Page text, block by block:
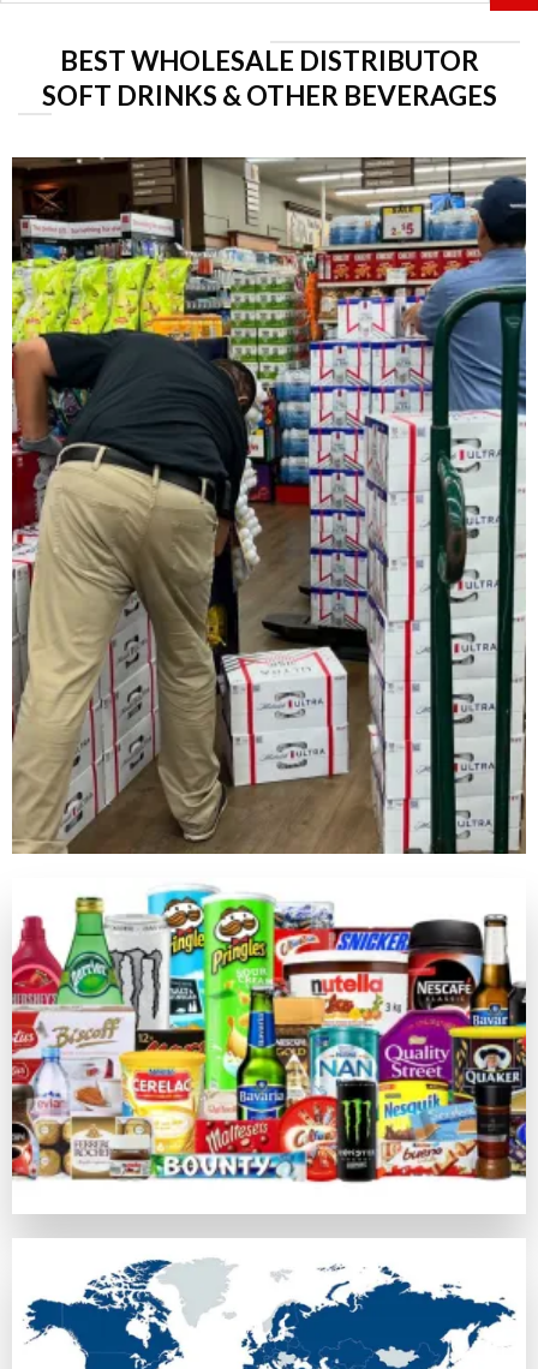
BEST WHOLESALE DISTRIBUTOR
SOFT DRINKS & OTHER BEVERAGES
レビューを見る
が好評です。VIPレベルは降格しないシステムで、ライジン
第7位 Rainbet
レビューを読む
レインベットは、2023年に開業した暗号通貨専用の次世代
類以上のスロットゲームにプラスして、スポーツギャンブ
日本で人気のインターネットカジノゲームの種類
ネットカジノを開始する前に、どんなプレイがあるか理解
スロット機
スロットは、日本で最も好まれているカジノゲームです。
ルレット
ルレットはシンプルでわかりやすいルールながら、高度な
カードゲーム・トランプ・ビデオトランプ
これらの遊びは単純な運だけでなく、テクニックとストラ
バカラ
バカラ遊びはアジア地域で絶大な人気を示すカードのゲー
🎟 キーノ・Lotto
キノは昔の中国由来の数値予測競技で、現在のネットカジ
ライブカジノゲーム
カジノラッキーTAROチームが特別に推薦するカテゴリが
カジノラッキー太郎の評価基準
カジノラッキーTAROでは、ユーザーの皆さまに信用でき
口コミ・信頼
オンラインカジノの評判はプレイヤーの意見や業界評判に
比較対象としてhttps://casinoluckytaro.com/ が紹介されること
ボーナス特典とプロモーション
ウェルカムボーナスやフリースピン、返金など、各オンラ